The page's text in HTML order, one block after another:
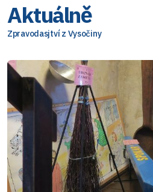
Aktuálně
Zpravodasjtví z Vysočiny